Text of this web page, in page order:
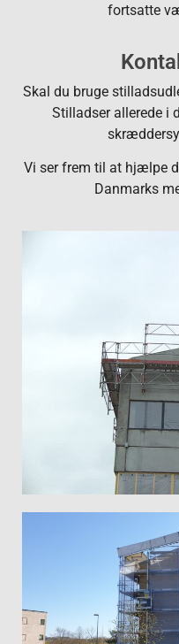
fortsatte
Skal du bruge
Stilladser allerede i
Vi ser frem til at hjælpe
Danmarks